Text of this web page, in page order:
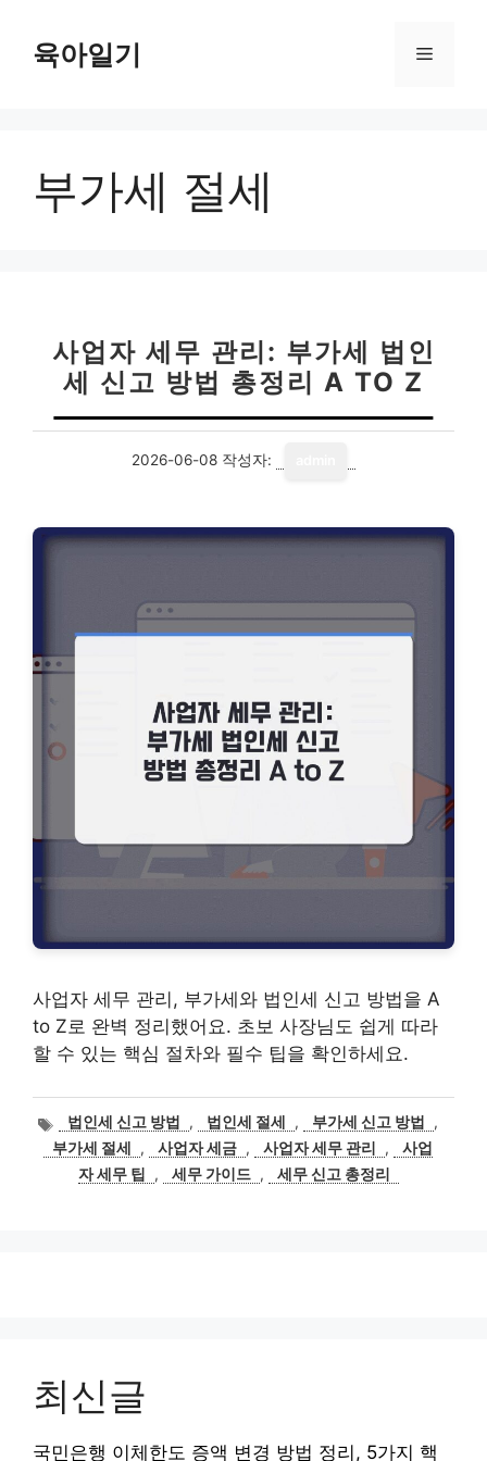
육아일기 메
부가세 절세
사업자 세무 관리: 부가세 법인
세 신고 방법 총정리 A TO Z
2026-06-08 작성자:
사업자 세무 관리, 부가세와 법인세 신고 방법을 A
to Z로 완벽 정리했어요. 초보 사장님도 쉽게 따라
할 수 있는 핵심 절차와 필수 팁을 확인하세요.
태
그
법인세 신고 방법 , 법인세 절세 , 부가세 신고 방법
,
부가세 절세
, 사업자 세금 , 사업자 세무 관리 ,
사업
자 세무 팁
, 세무 가이드 , 세무 신고 총정리
최신글
국민은행 이체한도 증액 변경 방법 정리, 5가지 핵